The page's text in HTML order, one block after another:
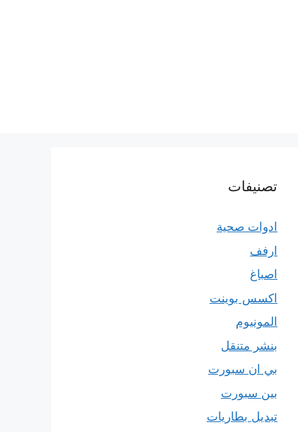
تصنيفات
ادوات صحية
ارفف
اصباغ
اكسس بوينت
المونيوم
بنشر متنقل
بي ان سبورت
بين سبورت
تبديل بطاريات